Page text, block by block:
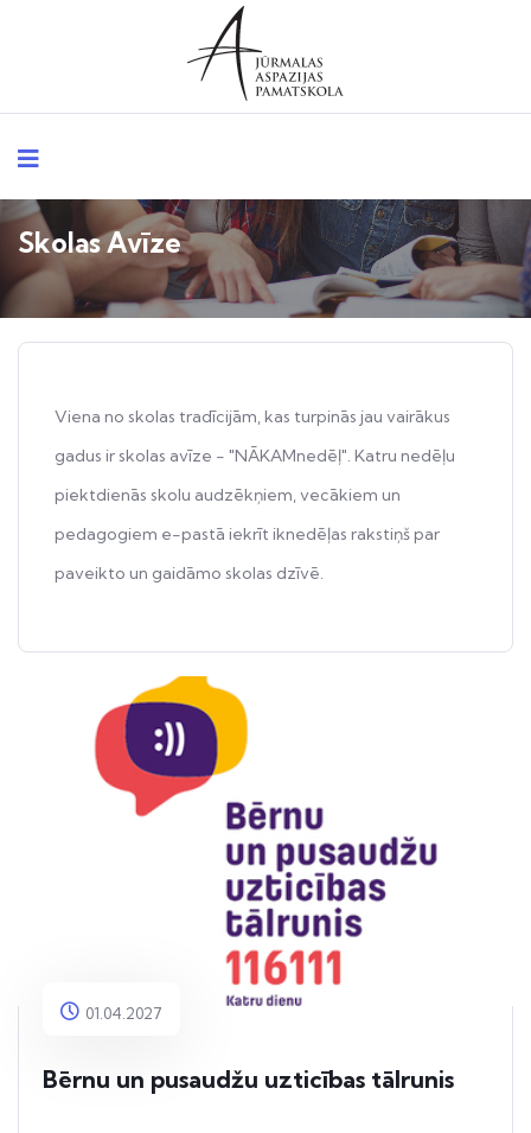
Skolas Avīze
Viena no skolas tradīcijām, kas turpinās jau vairākus
gadus ir skolas avīze - "NĀKAMnedēļ". Katru nedēļu
piektdienās skolu audzēkņiem, vecākiem un
pedagogiem e-pastā iekrīt iknedēļas rakstiņš par
paveikto un gaidāmo skolas dzīvē.
01.04.2027
Bērnu un pusaudžu uzticības tālrunis